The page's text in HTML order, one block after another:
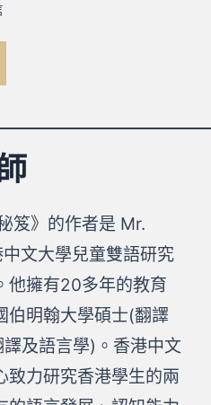
笈》的作者是 Mr.
文大學兒童雙語研究
他擁有20多年的教育
伯明翰大學碩士(翻譯
及語言學)。香港中文
致力研究香港學生的兩